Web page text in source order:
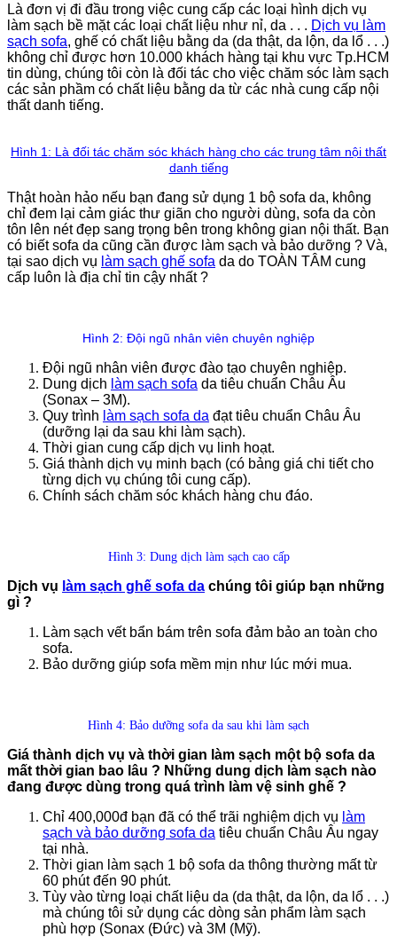
Là đơn vị đi đầu trong việc cung cấp các loại hình dịch vụ
làm sạch bề mặt các loại chất liệu như nỉ, da . . . Dịch vụ làm
sạch sofa, ghế có chất liệu bằng da (da thật, da lộn, da lổ . . .)
không chỉ được hơn 10.000 khách hàng tại khu vực Tp.HCM
tin dùng, chúng tôi còn là đối tác cho việc chăm sóc làm sạch
các sản phầm có chất liệu bằng da từ các nhà cung cấp nội
thất danh tiếng.
Hình 1: Là đối tác chăm sóc khách hàng cho các trung tâm nội thất
danh tiếng
Thật hoàn hảo nếu bạn đang sử dụng 1 bộ sofa da, không
chỉ đem lại cảm giác thư giãn cho người dùng, sofa da còn
tôn lên nét đẹp sang trọng bên trong không gian nội thất. Bạn
có biết sofa da cũng cần được làm sạch và bảo dưỡng ? Và,
tại sao dịch vụ làm sạch ghế sofa da do TOÀN TÂM cung
cấp luôn là địa chỉ tin cậy nhất ?
Hình 2: Đội ngũ nhân viên chuyên nghiệp
Đội ngũ nhân viên được đào tạo chuyên nghiệp.
Dung dịch làm sạch sofa da tiêu chuẩn Châu Âu
(Sonax – 3M).
Quy trình làm sạch sofa da đạt tiêu chuẩn Châu Âu
(dưỡng lại da sau khi làm sạch).
Thời gian cung cấp dịch vụ linh hoạt.
Giá thành dịch vụ minh bạch (có bảng giá chi tiết cho
từng dịch vụ chúng tôi cung cấp).
Chính sách chăm sóc khách hàng chu đáo.
Hình 3: Dung dịch làm sạch cao cấp
Dịch vụ làm sạch ghế sofa da chúng tôi giúp bạn những
gì ?
Làm sạch vết bẩn bám trên sofa đảm bảo an toàn cho
sofa.
Bảo dưỡng giúp sofa mềm mịn như lúc mới mua.
Hình 4: Bảo dưỡng sofa da sau khi làm sạch
Giá thành dịch vụ và thời gian làm sạch một bộ sofa da
mất thời gian bao lâu ? Những dung dịch làm sạch nào
đang được dùng trong quá trình làm vệ sinh ghế ?
Chỉ 400,000đ bạn đã có thể trãi nghiệm dịch vụ làm
sạch và bảo dưỡng sofa da tiêu chuẩn Châu Âu ngay
tại nhà.
Thời gian làm sạch 1 bộ sofa da thông thường mất từ
60 phút đến 90 phút.
Tùy vào từng loại chất liệu da (da thật, da lộn, da lổ . . .)
mà chúng tôi sử dụng các dòng sản phẩm làm sạch
phù hợp (Sonax (Đức) và 3M (Mỹ).